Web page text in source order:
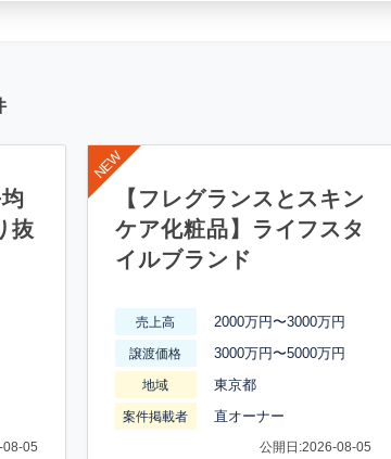
抜
08-05
【フレグランスとスキン
ケア化粧品】ライフスタ
イルブランド
売上高 2000万円〜3000万円
譲渡価格 3000万円〜5000万円
地域 東京都
案件掲載者 直オーナー
公開日:2026-08-05